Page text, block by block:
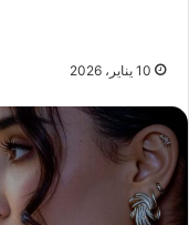
10 يناير، 2026